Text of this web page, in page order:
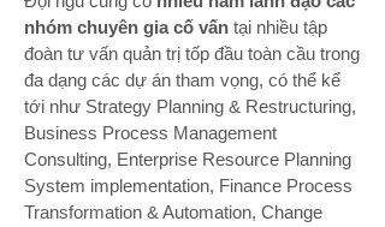
nhóm chuyên gia cố vấn tại nhiều tập
đoàn tư vấn quản trị tốp đầu toàn cầu trong
đa dạng các dự án tham vọng, có thể kể
tới như Strategy Planning & Restructuring,
Business Process Management
Consulting, Enterprise Resource Planning
System implementation, Finance Process
Transformation & Automation, Change